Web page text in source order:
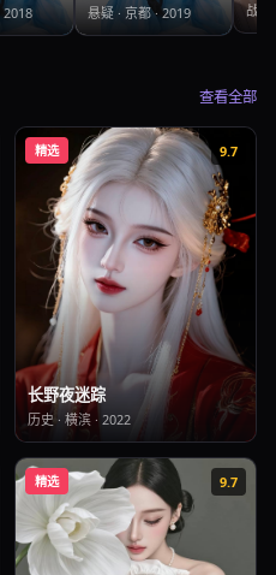
2018 悬疑· 京都· 2019 战争
查看全部
精选 9.7
长野夜迷踪
历史 · 横滨 · 2022
精选 9.7